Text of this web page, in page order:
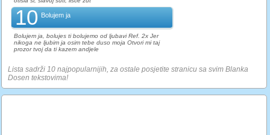
10 Bolujem ja
Bolujem ja, bolujes ti bolujemo od ljubavi Ref. 2x Jer
nikoga ne ljubim ja osim tebe duso moja Otvori mi taj
prozor tvoj da ti kazem andjele
Lista sadrži 10 najpopularnijih, za ostale posjetite stranicu sa svim Blanka
Dosen tekstovima!